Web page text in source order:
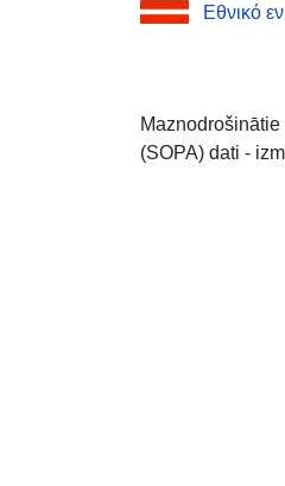
Εθνικό
(SOPA) dati -